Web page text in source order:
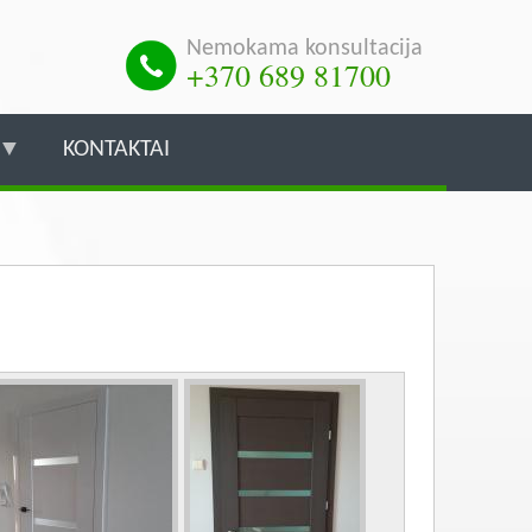
Nemokama konsultacija
+370 689 81700
KONTAKTAI